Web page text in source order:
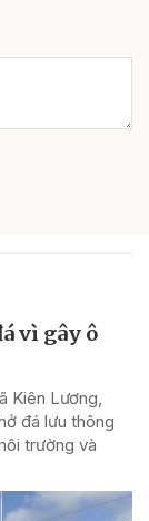
vì gây ô
Kiên Lương,
đá lưu thông
trường và